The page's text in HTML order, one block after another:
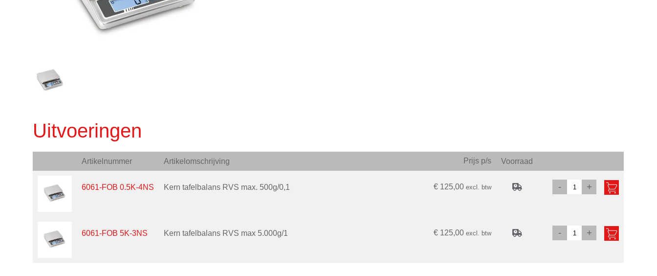
Uitvoeringen
Artikelnummer Artikelomschrijving Prijs p/s Voorraad
6061-FOB 0.5K-4NS Kern tafelbalans RVS max. 500g/0,1 € 125,00excl. btw - +
6061-FOB 5K-3NS Kern tafelbalans RVS max 5.000g/1 € 125,00excl. btw - +